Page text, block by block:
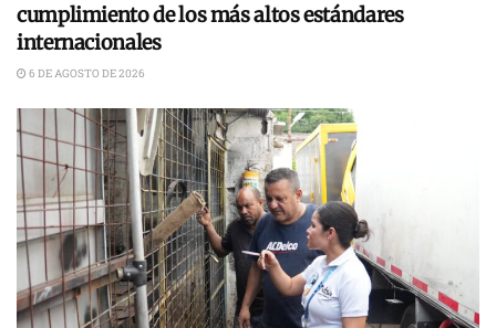
cumplimiento de los más altos estándares
internacionales
6 DE AGOSTO DE 2026